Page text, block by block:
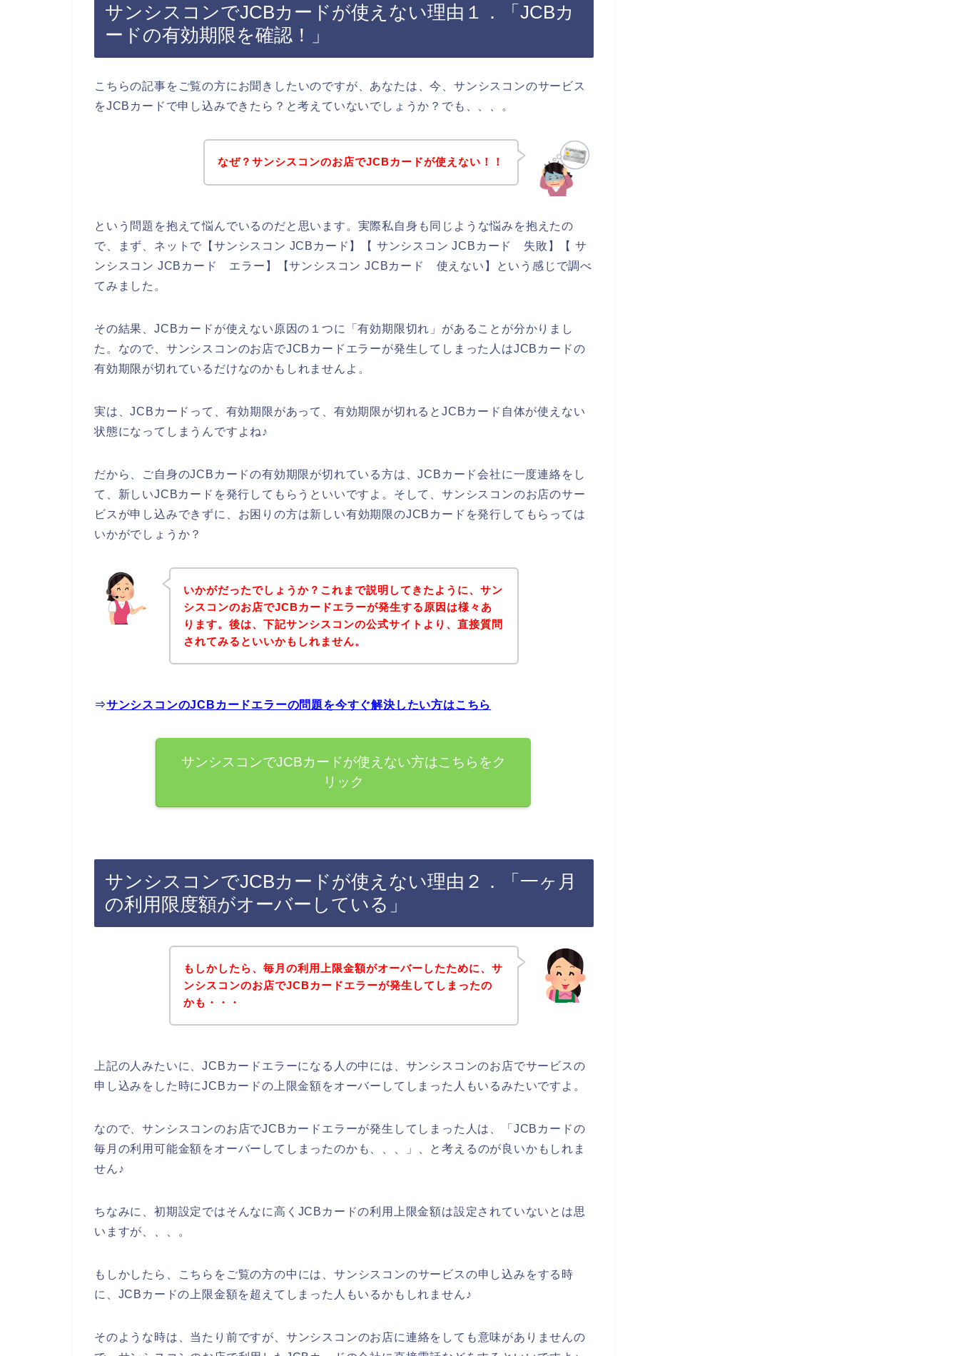
サンシスコンでJCBカードが使えない理由１．「JCBカ
ードの有効期限を確認！」
こちらの記事をご覧の方にお聞きしたいのですが、あなたは、今、サンシスコンのサービス
をJCBカードで申し込みできたら？と考えていないでしょうか？でも、、、。
なぜ？サンシスコンのお店でJCBカードが使えない！！
という問題を抱えて悩んでいるのだと思います。実際私自身も同じような悩みを抱えたの
で、まず、ネットで【サンシスコン JCBカード】【 サンシスコン JCBカード 失敗】【 サ
ンシスコン JCBカード エラー】【サンシスコン JCBカード 使えない】という感じで調べ
てみました。
その結果、JCBカードが使えない原因の１つに「有効期限切れ」があることが分かりまし
た。なので、サンシスコンのお店でJCBカードエラーが発生してしまった人はJCBカードの
有効期限が切れているだけなのかもしれませんよ。
実は、JCBカードって、有効期限があって、有効期限が切れるとJCBカード自体が使えない
状態になってしまうんですよね♪
だから、ご自身のJCBカードの有効期限が切れている方は、JCBカード会社に一度連絡をし
て、新しいJCBカードを発行してもらうといいですよ。そして、サンシスコンのお店のサー
ビスが申し込みできずに、お困りの方は新しい有効期限のJCBカードを発行してもらっては
いかがでしょうか？
いかがだったでしょうか？これまで説明してきたように、サン
シスコンのお店でJCBカードエラーが発生する原因は様々あ
ります。後は、下記サンシスコンの公式サイトより、直接質問
されてみるといいかもしれません。
⇒サンシスコンのJCBカードエラーの問題を今すぐ解決したい方はこちら
サンシスコンでJCBカードが使えない方はこちらをク
リック
サンシスコンでJCBカードが使えない理由２．「一ヶ月
の利用限度額がオーバーしている」
もしかしたら、毎月の利用上限金額がオーバーしたために、サ
ンシスコンのお店でJCBカードエラーが発生してしまったの
かも・・・
上記の人みたいに、JCBカードエラーになる人の中には、サンシスコンのお店でサービスの
申し込みをした時にJCBカードの上限金額をオーバーしてしまった人もいるみたいですよ。
なので、サンシスコンのお店でJCBカードエラーが発生してしまった人は、「JCBカードの
毎月の利用可能金額をオーバーしてしまったのかも、、、」、と考えるのが良いかもしれま
せん♪
ちなみに、初期設定ではそんなに高くJCBカードの利用上限金額は設定されていないとは思
いますが、、、。
もしかしたら、こちらをご覧の方の中には、サンシスコンのサービスの申し込みをする時
に、JCBカードの上限金額を超えてしまった人もいるかもしれません♪
そのような時は、当たり前ですが、サンシスコンのお店に連絡をしても意味がありませんの